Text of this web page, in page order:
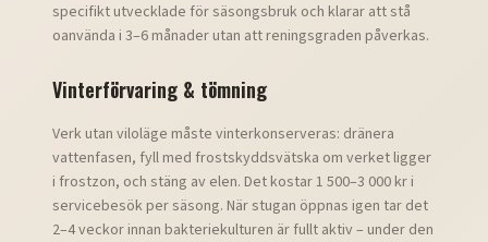
specifikt utvecklade för säsongsbruk och klarar att stå
oanvända i 3–6 månader utan att reningsgraden påverkas.
Vinterförvaring & tömning
Verk utan viloläge måste vinterkonserveras: dränera
vattenfasen, fyll med frostskyddsvätska om verket ligger
i frostzon, och stäng av elen. Det kostar 1 500–3 000 kr i
servicebesök per säsong. När stugan öppnas igen tar det
2–4 veckor innan bakteriekulturen är fullt aktiv – under den